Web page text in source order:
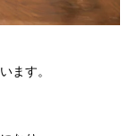
ます。